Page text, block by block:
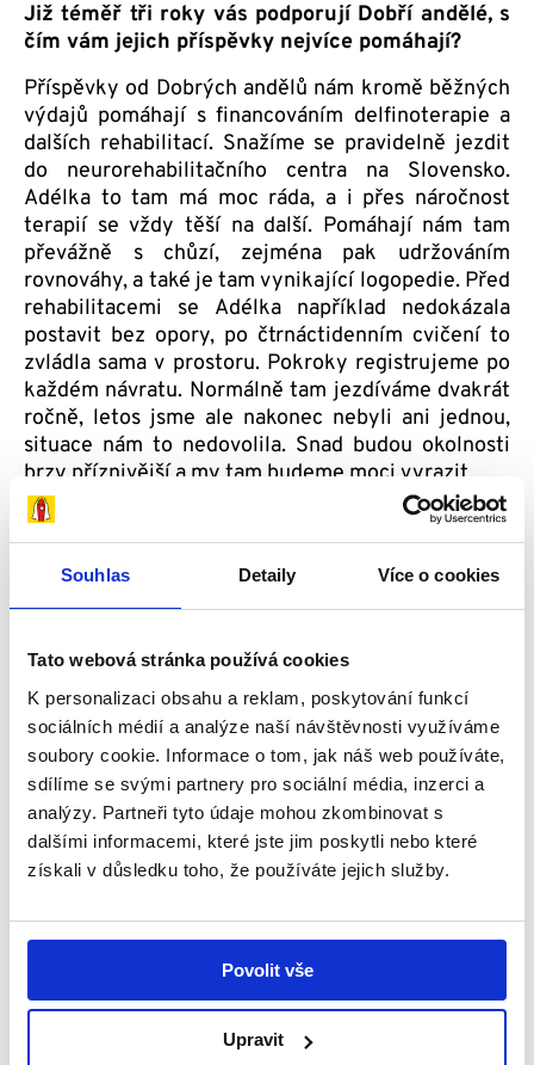
Souhlas Detaily Více o cookies
Tato webová stránka používá cookies
K personalizaci obsahu a reklam, poskytování funkcí
sociálních médií a analýze naší návštěvnosti využíváme
soubory cookie. Informace o tom, jak náš web používáte,
sdílíme se svými partnery pro sociální média, inzerci a
analýzy. Partneři tyto údaje mohou zkombinovat s
dalšími informacemi, které jste jim poskytli nebo které
získali v důsledku toho, že používáte jejich služby.
Povolit vše
Upravit
Již téměř tři roky vás podporují Dobří andělé, s
čím vám jejich příspěvky nejvíce pomáhají?
Příspěvky od Dobrých andělů nám kromě běžných
výdajů pomáhají s financováním delfinoterapie a
dalších rehabilitací. Snažíme se pravidelně jezdit
do neurorehabilitačního centra na Slovensko.
Adélka to tam má moc ráda, a i přes náročnost
terapií se vždy těší na další. Pomáhají nám tam
převážně s chůzí, zejména pak udržováním
rovnováhy, a také je tam vynikající logopedie. Před
rehabilitacemi se Adélka například nedokázala
postavit bez opory, po čtrnáctidenním cvičení to
zvládla sama v prostoru. Pokroky registrujeme po
každém návratu. Normálně tam jezdíváme dvakrát
ročně, letos jsme ale nakonec nebyli ani jednou,
situace nám to nedovolila. Snad budou okolnosti
brzy příznivější a my tam budeme moci vyrazit…
Je něco, co byste chtěla Dobrým andělům
vzkázat?
Dobrým andělům bych chtěla jménem celé naší
a používáme je výhradně ke zlepšení Adélčina
stavu. Adélka dělá pokroky i díky vám. Děkujeme
všem!
Děkujeme za rozhovor.